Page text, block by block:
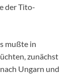
der Tito-
mußte in
zunächst
Ungarn und